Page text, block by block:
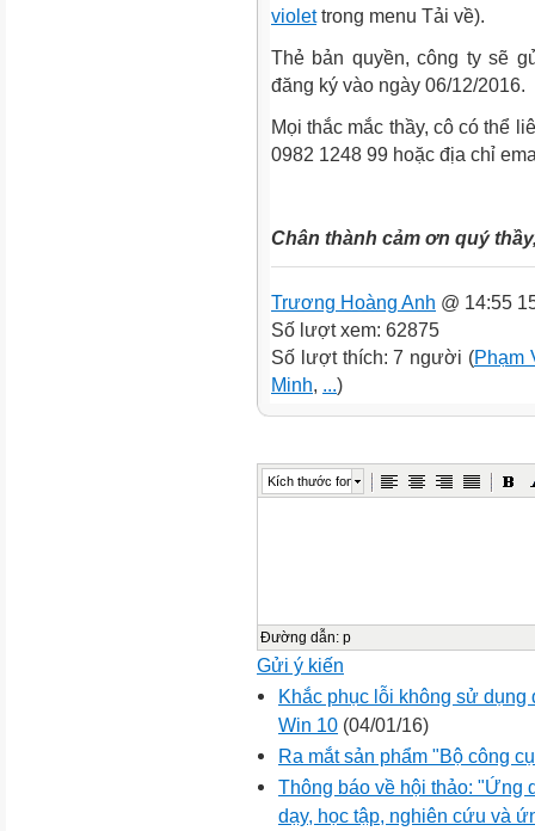
violettrong menu Tải về).
Thẻ bản quyền, công ty sẽ
đăng ký vào ngày 06/12/2016.
Mọi thắc mắc thầy, cô có thể
0982 1248 99 hoặc địa chỉ
Chân thành cảm ơn quý
Trương Hoàng Anh @ 14:55
Số lượt xem: 62875
Số lượt thích: 7 người (Phạm
Minh, ...)
Kích thước font
Đường dẫn: p
Gửi ý kiến
Khắc phục lỗi không sử
Win 10 (04/01/16)
Ra mắt sản phẩm "Bộ công
Thông báo về hội thảo: "Ứng
dạy, học tập, nghiên cứu và